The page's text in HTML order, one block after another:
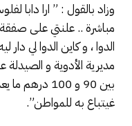
وزاد بالقول : ” ارا دابا
غيتباع به للمواطن”.